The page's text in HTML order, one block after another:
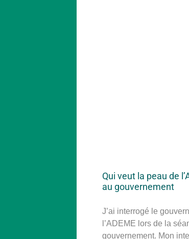
Qui veut la peau de
au gouvernement
J’ai interrogé le
l’ADEME lors de la
gouvernement. Mon